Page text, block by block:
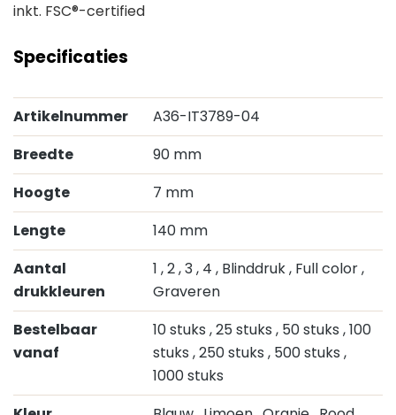
inkt. FSC®-certified
Specificaties
Artikelnummer
A36-IT3789-04
Breedte
90 mm
Hoogte
7 mm
Lengte
140 mm
Aantal
drukkleuren
1 , 2, 3, 4 , Blinddruk, Full color,
Graveren
Bestelbaar
vanaf
10 stuks , 25 stuks , 50 stuks , 100
stuks , 250 stuks , 500 stuks ,
1000 stuks